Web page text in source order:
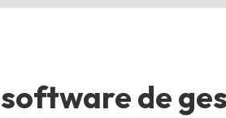
de